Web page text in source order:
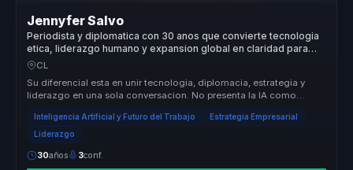
Jennyfer Salvo
Periodista y diplomatica con 30 anos que convierte tecnologia
etica, liderazgo humano y expansion global en claridad para
empresas.
CL
Su diferencial esta en unir tecnologia, diplomacia, estrategia y
liderazgo en una sola conversacion. No presenta la IA como
promesa abstr...
Inteligencia Artificial y Futuro del Trabajo Estrategia Empresarial
Liderazgo
30años 3conf.